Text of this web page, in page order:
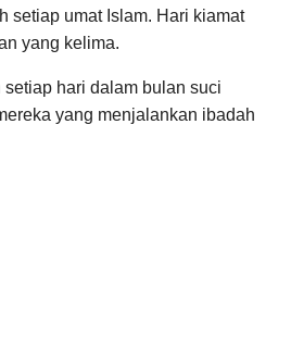
setiap umat Islam. Hari kiamat
yang kelima.
hari dalam bulan suci
yang menjalankan ibadah